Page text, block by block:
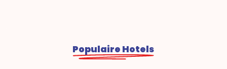
Populaire Hotels